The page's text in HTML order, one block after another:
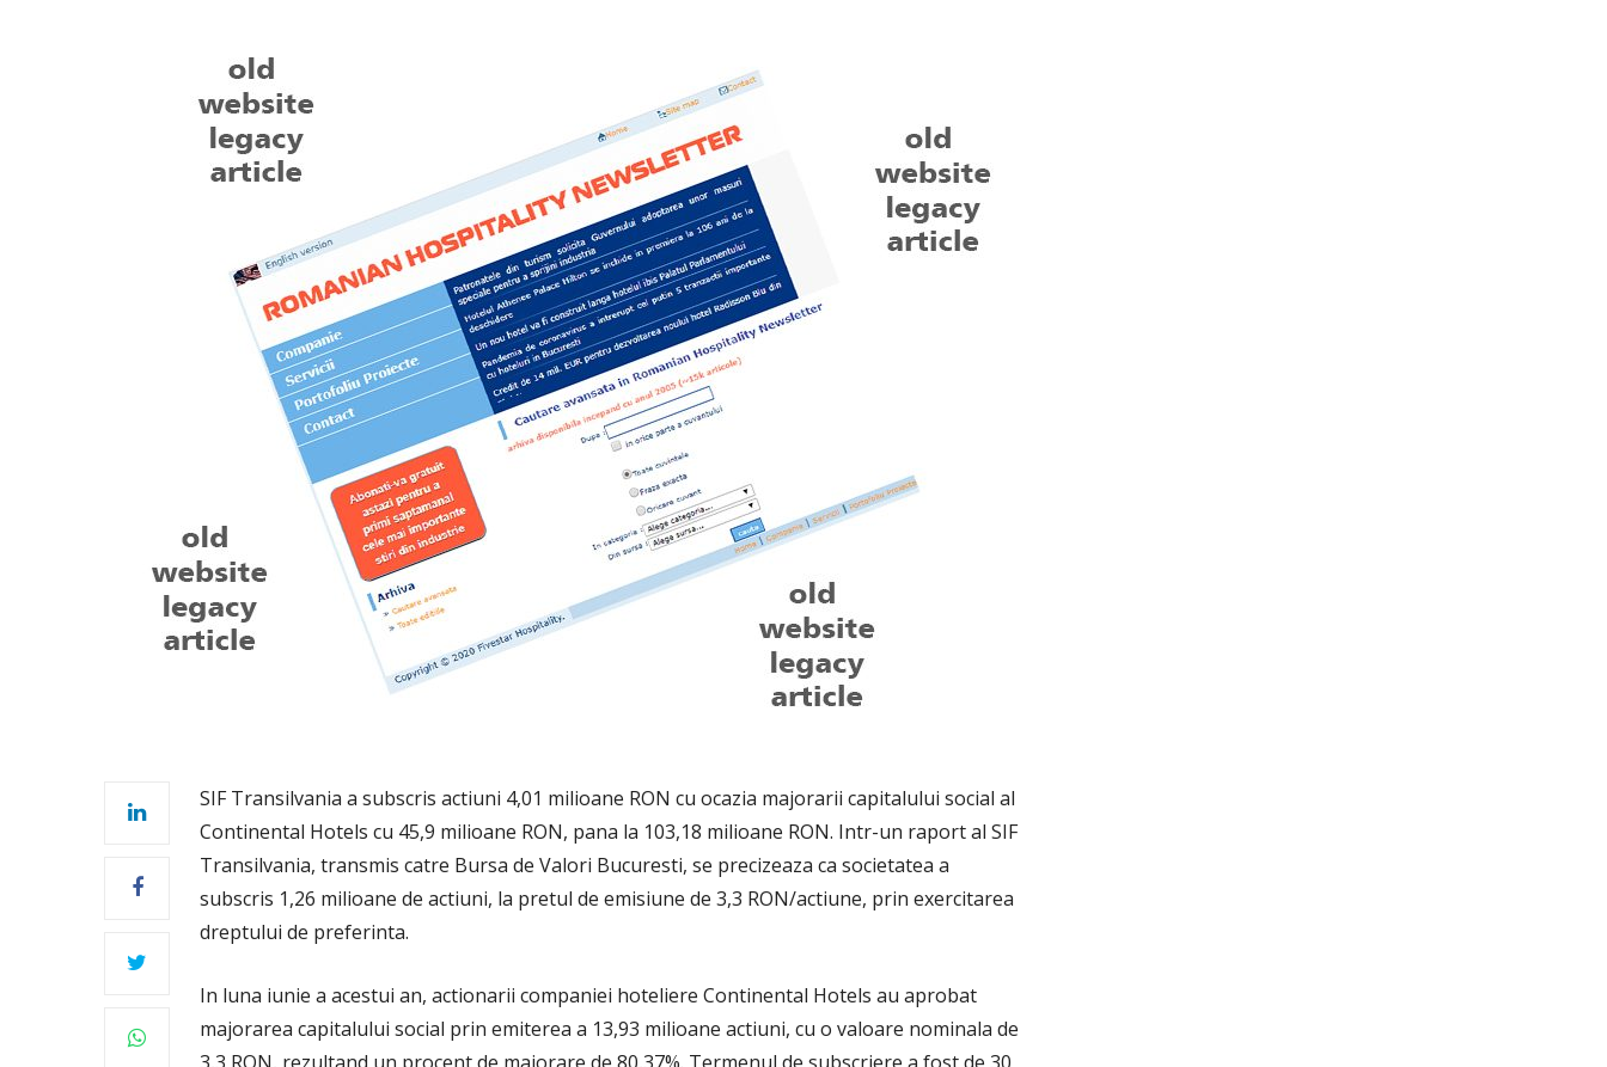
SIF Transilvania a subscris actiuni 4,01 milioane RON cu ocazia majorarii capitalului social al
Continental Hotels cu 45,9 milioane RON, pana la 103,18 milioane RON. Intr-un raport al SIF
Transilvania, transmis catre Bursa de Valori Bucuresti, se precizeaza ca societatea a
subscris 1,26 milioane de actiuni, la pretul de emisiune de 3,3 RON/actiune, prin exercitarea
dreptului de preferinta.
In luna iunie a acestui an, actionarii companiei hoteliere Continental Hotels au aprobat
majorarea capitalului social prin emiterea a 13,93 milioane actiuni, cu o valoare nominala de